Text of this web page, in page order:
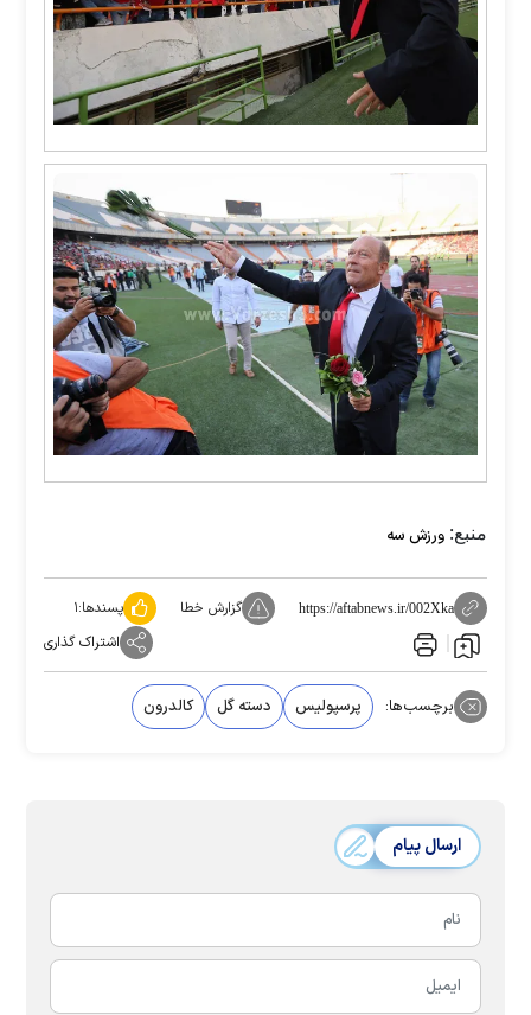
منبع: ورزش سه
https://aftabnews.ir/002Xka گزارش خطا پسندها:۱
اشتراک گذاری
برچسب‌ها: پرسپولیس دسته گل کالدرون
ارسال پیام